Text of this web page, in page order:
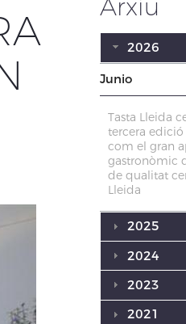
Arxiu
2026
Junio
Tasta Lleida
tercera
com el gran
gastronòmic
de qualitat
Lleida
2025
2024
2023
2021